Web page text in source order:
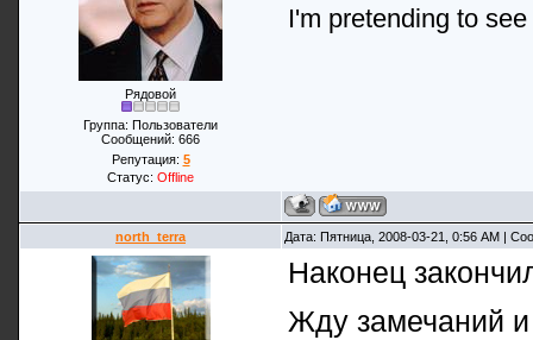
Рядовой
Группа: Пользователи
Сообщений: 666
Репутация: 5
Статус: Offline
I'm pretending to
north_terra Дата: Пятница, 2008-03-21, 0:56 AM |
Наконец
Жду замечаний